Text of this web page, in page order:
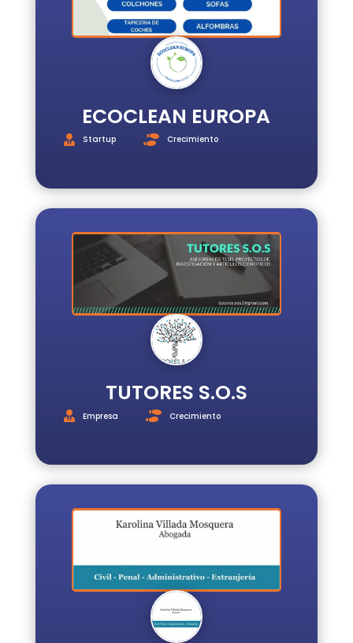
ESCUELA
E3
ECOCLEAN EUROPA
Startup Crecimiento
TUTORES S.O.S
Empresa Crecimiento